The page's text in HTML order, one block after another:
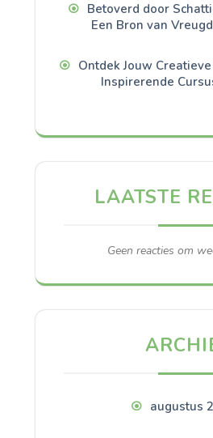
Betoverd door
Een Bron van
Ontdek Jouw
Inspirerende
LAATSTE
Geen reacties om
augustus